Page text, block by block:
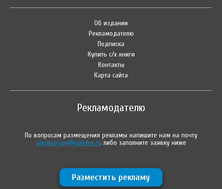
Об издании
Рекламодателю
Подписка
Купить с/х книги
Контакты
Карта сайта
Рекламодателю
По вопросам размещения рекламы напишите нам на почту
agrokurgan@yandex.ru либо заполните заявку ниже
Разместить рекламу